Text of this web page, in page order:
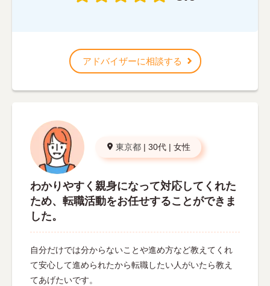
アドバイザーに相談する
東京都 | 30代 | 女性
わかりやすく親身になって対応してくれた
ため、転職活動をお任せすることができま
した。
自分だけでは分からないことや進め方など教えてくれ
て安心して進められたから転職したい人がいたら教え
てあげたいです。